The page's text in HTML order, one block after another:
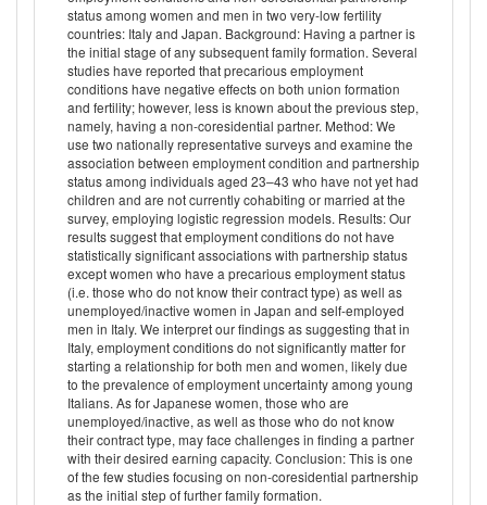
status among women and men in two very-low fertility
countries: Italy and Japan. Background: Having a partner is
the initial stage of any subsequent family formation. Several
studies have reported that precarious employment
conditions have negative effects on both union formation
and fertility; however, less is known about the previous step,
namely, having a non-coresidential partner. Method: We
use two nationally representative surveys and examine the
association between employment condition and partnership
status among individuals aged 23–43 who have not yet had
children and are not currently cohabiting or married at the
survey, employing logistic regression models. Results: Our
results suggest that employment conditions do not have
statistically significant associations with partnership status
except women who have a precarious employment status
(i.e. those who do not know their contract type) as well as
unemployed/inactive women in Japan and self-employed
men in Italy. We interpret our findings as suggesting that in
Italy, employment conditions do not significantly matter for
starting a relationship for both men and women, likely due
to the prevalence of employment uncertainty among young
Italians. As for Japanese women, those who are
unemployed/inactive, as well as those who do not know
their contract type, may face challenges in finding a partner
with their desired earning capacity. Conclusion: This is one
of the few studies focusing on non-coresidential partnership
as the initial step of further family formation.